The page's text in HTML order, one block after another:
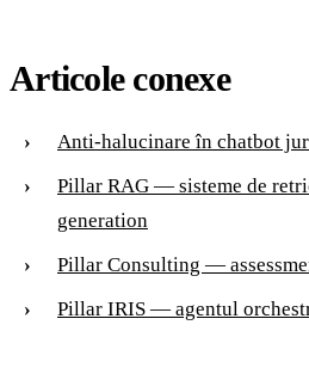
Articole conexe
Anti-halucinare în chatbot
Pillar RAG — sisteme de
generation
Pillar Consulting —
Pillar IRIS — agentul